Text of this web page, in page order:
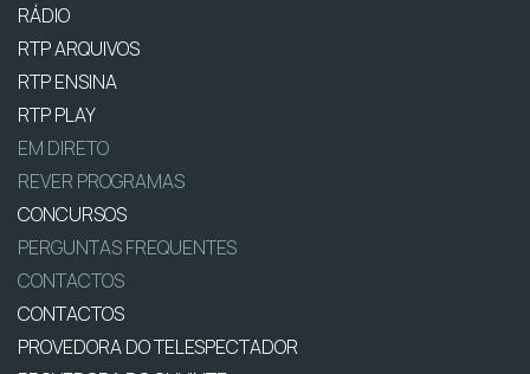
RÁDIO
RTP ARQUIVOS
RTP ENSINA
RTP PLAY
EM DIRETO
REVER PROGRAMAS
CONCURSOS
PERGUNTAS FREQUENTES
CONTACTOS
CONTACTOS
PROVEDORA DO TELESPECTADOR